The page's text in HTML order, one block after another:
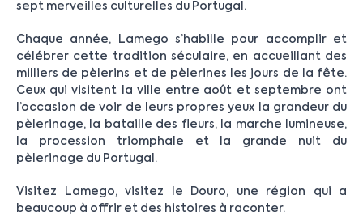
sept merveilles culturelles du Portugal.
Chaque année, Lamego s’habille pour accomplir et
célébrer cette tradition séculaire, en accueillant des
milliers de pèlerins et de pèlerines les jours de la fête.
Ceux qui visitent la ville entre août et septembre ont
l’occasion de voir de leurs propres yeux la grandeur du
pèlerinage, la bataille des fleurs, la marche lumineuse,
la procession triomphale et la grande nuit du
pèlerinage du Portugal.
Visitez Lamego, visitez le Douro, une région qui a
beaucoup à offrir et des histoires à raconter.